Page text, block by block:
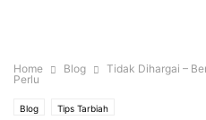
Home Blog
Tidak Dihargai –
Perlu
Blog Tips Tarbiah